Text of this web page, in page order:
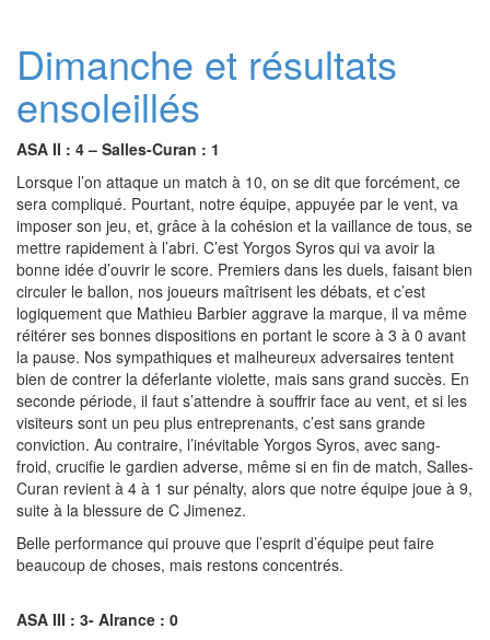
Dimanche et résultats
ensoleillés
ASA II : 4 – Salles-Curan : 1
Lorsque l’on attaque un match à 10, on se dit que forcément, ce
sera compliqué. Pourtant, notre équipe, appuyée par le vent, va
imposer son jeu, et, grâce à la cohésion et la vaillance de tous, se
mettre rapidement à l’abri. C’est Yorgos Syros qui va avoir la
bonne idée d’ouvrir le score. Premiers dans les duels, faisant bien
circuler le ballon, nos joueurs maîtrisent les débats, et c’est
logiquement que Mathieu Barbier aggrave la marque, il va même
réitérer ses bonnes dispositions en portant le score à 3 à 0 avant
la pause. Nos sympathiques et malheureux adversaires tentent
bien de contrer la déferlante violette, mais sans grand succès. En
seconde période, il faut s’attendre à souffrir face au vent, et si les
visiteurs sont un peu plus entreprenants, c’est sans grande
conviction. Au contraire, l’inévitable Yorgos Syros, avec sang-
froid, crucifie le gardien adverse, même si en fin de match, Salles-
Curan revient à 4 à 1 sur pénalty, alors que notre équipe joue à 9,
suite à la blessure de C Jimenez.
Belle performance qui prouve que l’esprit d’équipe peut faire
beaucoup de choses, mais restons concentrés.
ASA III : 3- Alrance : 0